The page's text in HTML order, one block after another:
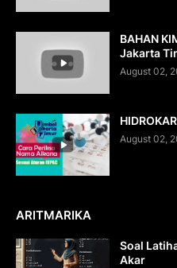
BAHAN
Jakarta
August 02,
August 02,
ARITMARIKA
Soal
Akar